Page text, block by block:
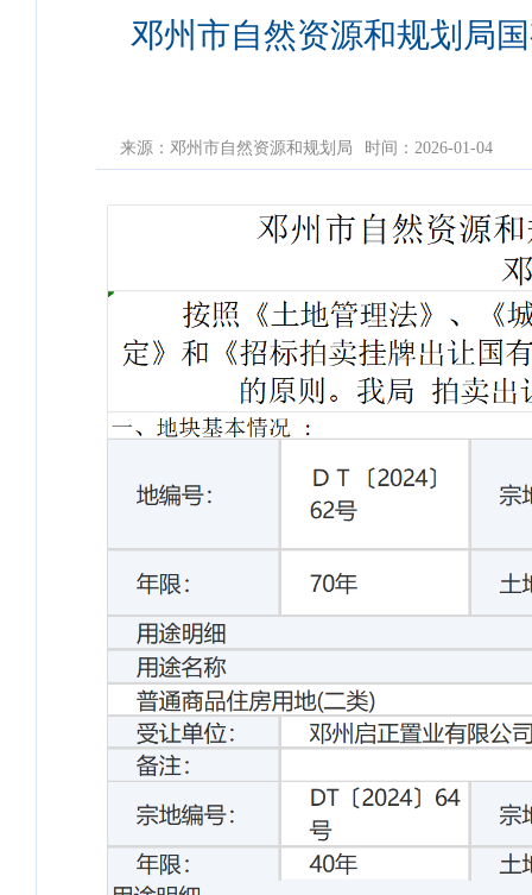
邓州市自然资源和规划局
来源：邓州市自然资源和规划局 时间：2026-01-04